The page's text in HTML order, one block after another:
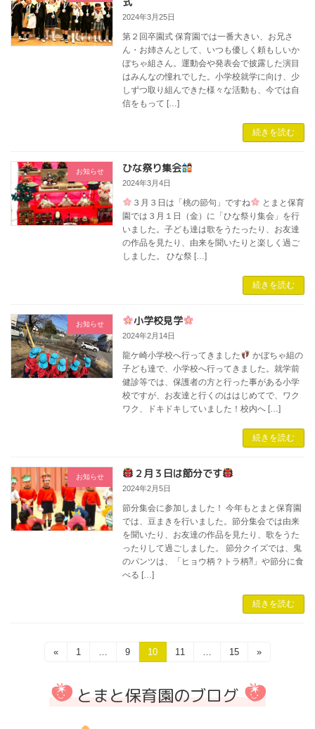
2024年3月25日
第２回卒園式 保育園では一番大きい、お兄さ
ん・お姉さんとして、いつも優しく頼もしいか
ぼちゃ組さん。運動会や発表会で披露した演目
はみんなの憧れでした。小学校就学に向け、少
しずつ取り組んできた様々な活動も、今では自
信をもって […]
続きを読む
お知らせ ひな祭り集会
2024年3月4日
３月３日は「桃の節句」ですね
とまと保育
園では３月１日（金）に「ひな祭り集会」を行
いました。子ども達は歌をうたったり、お友達
の作品を見たり、由来を聞いたりと楽しく過ご
しました。 ひな祭 […]
続きを読む
お知らせ 小学校見学
2024年2月14日
龍ケ崎小学校へ行ってきました
かぼちゃ組の
子ども達で、小学校へ行ってきました。就学前
健診等では、保護者の方と行った事がある小学
校ですが、お友達と行くのははじめてで、ワク
ワク、ドキドキしていました！校内へ […]
続きを読む
お知らせ ２月３日は節分です
2024年2月5日
節分集会に参加しました！ 今年もとまと保育園
では、豆まきを行いました。節分集会では由来
を聞いたり、お友達の作品を見たり、歌をうた
ったりして過ごしました。 節分クイズでは、鬼
のパンツは、「ヒョウ柄？トラ柄⁈」や節分に食
べる […]
続きを読む
«
固
ー
ジ
1 …
固
ー
ジ
9
固
定
ー
ジ
10
固
ー
ジ
11 …
固
ー
ジ
15 »
とまと保育園のブログ